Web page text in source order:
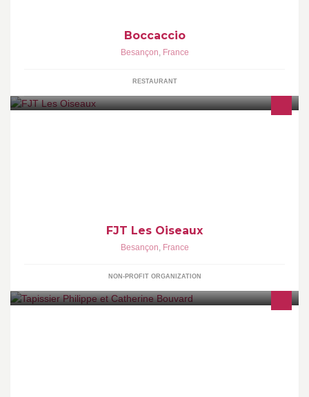
Boccaccio
Besançon, France
RESTAURANT
FJT Les Oiseaux
Besançon, France
NON-PROFIT ORGANIZATION